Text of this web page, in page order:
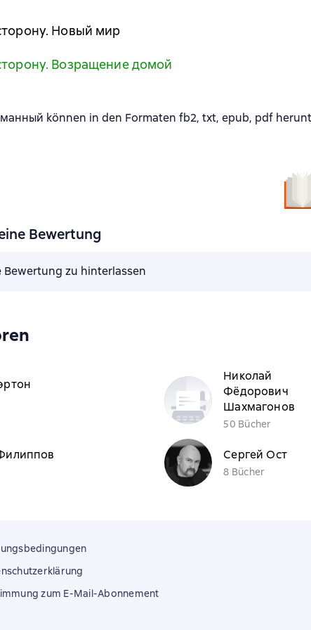
Новый мир
Возращение домой
können in den Formaten fb2, txt, epub, pdf
Bewertung
Bewertung zu hinterlassen
Николай
Фёдорович
Шахмагонов
50 Bücher
Сергей Ост
8 Bücher
zum E-Mail-Abonnement